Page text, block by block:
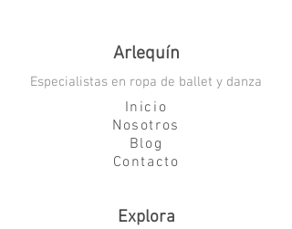
Arlequín
Especialistas en ropa de ballet y danza
Inicio
Nosotros
Blog
Contacto
Explora